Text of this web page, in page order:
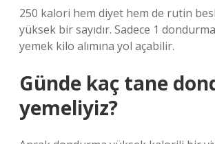
250 kalori hem diyet hem de rutin
yüksek bir sayıdır. Sadece 1
yemek kilo alımına yol açabilir.
Günde kaç tane
yemeliyiz?